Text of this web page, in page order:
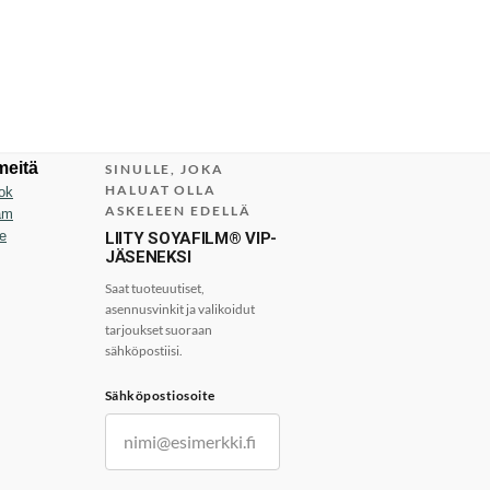
SINULLE, JOKA
HALUAT OLLA
ASKELEEN EDELLÄ
LIITY SOYAFILM® VIP-
JÄSENEKSI
Saat tuoteuutiset,
asennusvinkit ja valikoidut
tarjoukset suoraan
sähköpostiisi.
Sähköpostiosoite